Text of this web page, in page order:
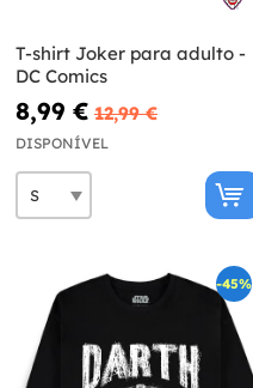
T-shirt Joker para adulto -
DC Comics
8,99 € 12,99 €
DISPONÍVEL
-45%